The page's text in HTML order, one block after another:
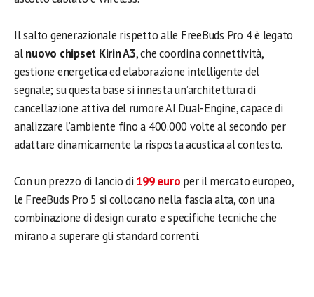
Il salto generazionale rispetto alle FreeBuds Pro 4 è legato
alnuovo chipset Kirin A3, che coordina connettività,
gestione energetica ed elaborazione intelligente del
segnale; su questa base si innesta un’architettura di
cancellazione attiva del rumore AI Dual-Engine, capace di
analizzare l’ambiente fino a 400.000 volte al secondo per
adattare dinamicamente la risposta acustica al contesto.
Con un prezzo di lancio di 199 euro per il mercato europeo,
le FreeBuds Pro 5 si collocano nella fascia alta, con una
combinazione di design curato e specifiche tecniche che
mirano a superare gli standard correnti.